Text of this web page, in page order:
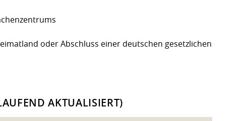
oder Abschluss einer deutschen gesetzlichen
AKTUALISIERT)